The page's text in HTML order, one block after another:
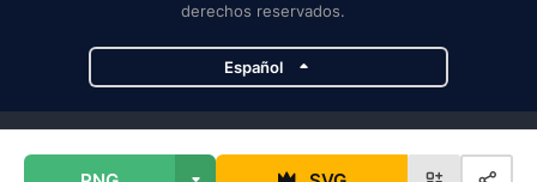
derechos reservados.
Español